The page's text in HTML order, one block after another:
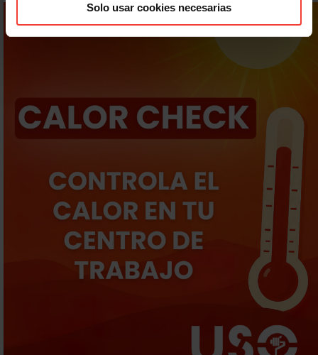
Solo usar cookies necesarias